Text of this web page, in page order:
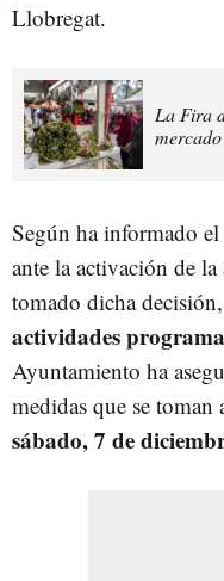
Llobregat.
La Fira
Según ha informado
ante la activación de
tomado dicha
actividades
Ayuntamiento ha
medidas que se toman
sábado, 7 de